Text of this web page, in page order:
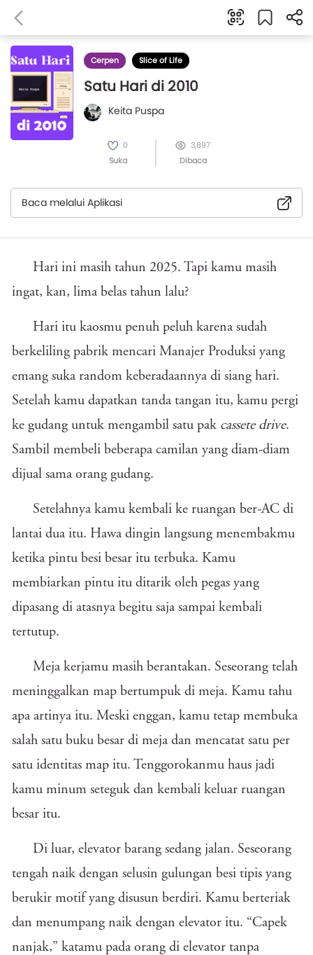
Cerpen Slice of Life
Satu Hari di 2010
Keita Puspa
0
Suka
3,897
Dibaca
Baca melalui Aplikasi
Hari ini masih tahun 2025. Tapi kamu masih
ingat, kan, lima belas tahun lalu?
Hari itu kaosmu penuh peluh karena sudah
berkeliling pabrik mencari Manajer Produksi yang
emang suka random keberadaannya di siang hari.
Setelah kamu dapatkan tanda tangan itu, kamu pergi
ke gudang untuk mengambil satu pak cassete drive.
Sambil membeli beberapa camilan yang diam-diam
dijual sama orang gudang.
Setelahnya kamu kembali ke ruangan ber-AC di
lantai dua itu. Hawa dingin langsung menembakmu
ketika pintu besi besar itu terbuka. Kamu
membiarkan pintu itu ditarik oleh pegas yang
dipasang di atasnya begitu saja sampai kembali
tertutup.
Meja kerjamu masih berantakan. Seseorang telah
meninggalkan map bertumpuk di meja. Kamu tahu
apa artinya itu. Meski enggan, kamu tetap membuka
salah satu buku besar di meja dan mencatat satu per
satu identitas map itu. Tenggorokanmu haus jadi
kamu minum seteguk dan kembali keluar ruangan
besar itu.
Di luar, elevator barang sedang jalan. Seseorang
tengah naik dengan selusin gulungan besi tipis yang
berukir motif yang disusun berdiri. Kamu berteriak
dan menumpang naik dengan elevator itu. “Capek
nanjak,” katamu pada orang di elevator tanpa